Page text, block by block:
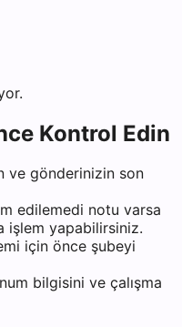
Kontrol Edin
ve gönderinizin son
edilemedi notu varsa
işlem yapabilirsiniz.
için önce şubeyi
bilgisini ve çalışma